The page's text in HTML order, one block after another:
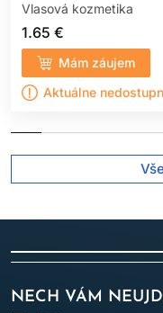
Vlasová kozmetika
1.65 €
Mám záujem
Aktuálne
NECH VÁM